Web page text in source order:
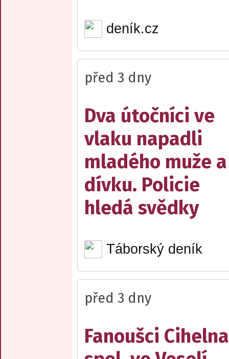
deník.cz
před 3 dny
Dva útočníci ve
vlaku napadli
mladého muže a
dívku. Policie
hledá svědky
Táborský deník
před 3 dny
Fanoušci